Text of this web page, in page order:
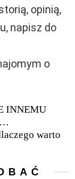
opinią,
napisz do
o
INNEMU
warto